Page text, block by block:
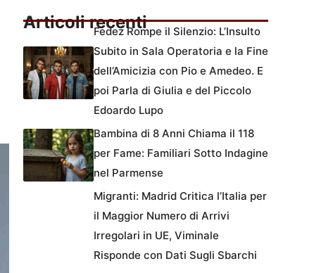
Articoli recentiFedez Rompe il Silenzio: L’Insulto
Subito in Sala Operatoria e la Fine
dell’Amicizia con Pio e Amedeo. E
poi Parla di Giulia e del Piccolo
Edoardo Lupo
Bambina di 8 Anni Chiama il 118
per Fame: Familiari Sotto Indagine
nel Parmense
Migranti: Madrid Critica l’Italia per
il Maggior Numero di Arrivi
Irregolari in UE, Viminale
Risponde con Dati Sugli Sbarchi